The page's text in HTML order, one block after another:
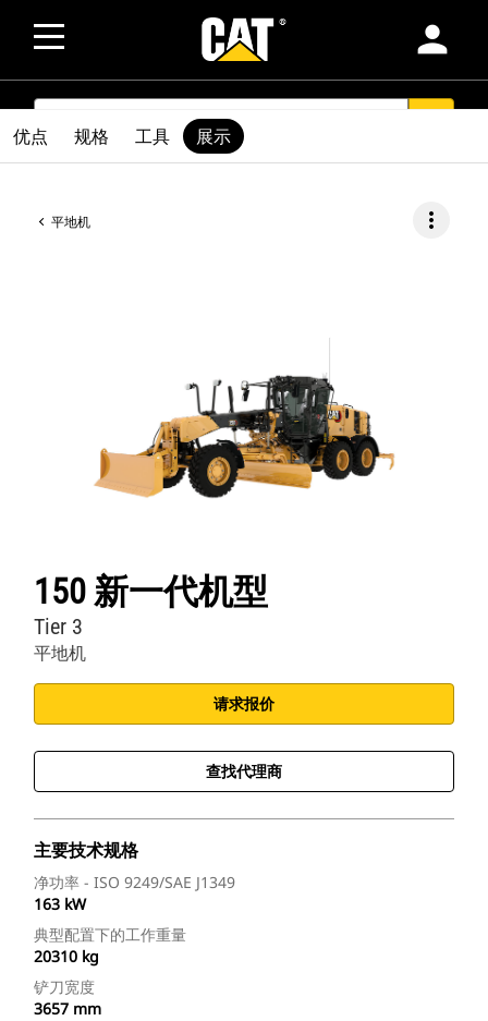
person
SEARCH
平地机 more_vert
150 新一代机型
平地机
Tier 3
请求报价
查找代理商
主要技术规格
净功率 - ISO 9249/SAE J1349
163 kW
典型配置下的工作重量
20310 kg
铲刀宽度
3657 mm
优点 规格 工具 展示